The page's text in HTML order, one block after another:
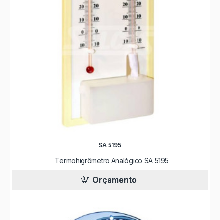
SA 5195
Termohigrômetro Analógico SA 5195
Orçamento